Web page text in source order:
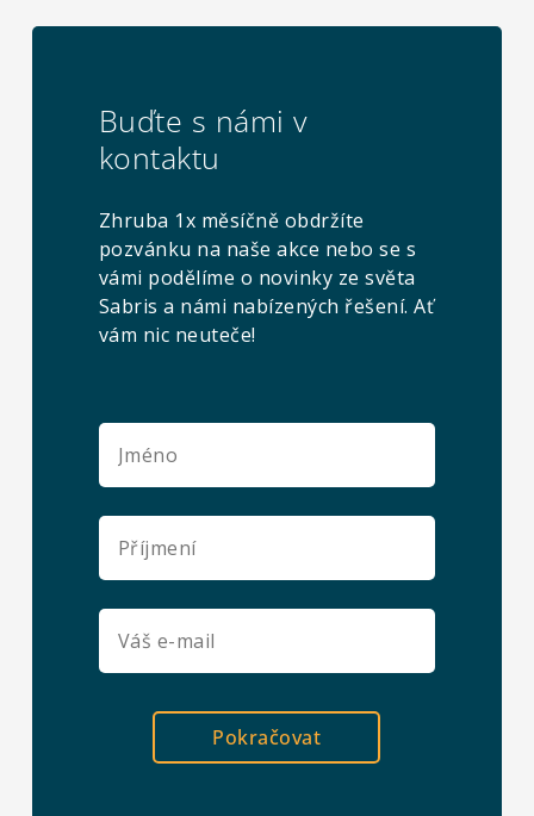
Buďte s námi v
kontaktu
Zhruba 1x měsíčně obdržíte
pozvánku na naše akce nebo se s
vámi podělíme o novinky ze světa
Sabris a námi nabízených řešení. Ať
vám nic neuteče!
Pokračovat